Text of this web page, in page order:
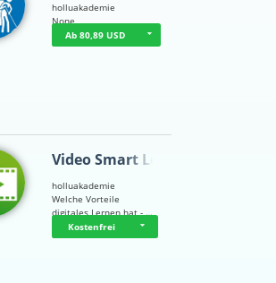
holluakademie
None
Ab 80,89 USD
Video Smart Lea…
holluakademie
Welche Vorteile
digitales Lernen hat - …
Kostenfrei